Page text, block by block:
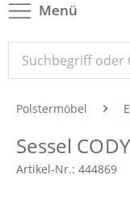
Menü
Polstermöbel
Sessel CODY
Artikel-Nr.: 444869